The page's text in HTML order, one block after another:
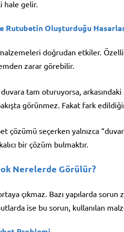
hale gelir.
Rutubetin Oluşturduğu
doğrudan etkiler.
zarar görebilir.
tam oturuyorsa,
görünmez. Fakat fark
çözümü seçerken yalnızca
bir çözüm bulmaktır.
Nerelerde Görülür?
çıkmaz. Bazı yapılarda sorun
ise bu sorun, kullanılan